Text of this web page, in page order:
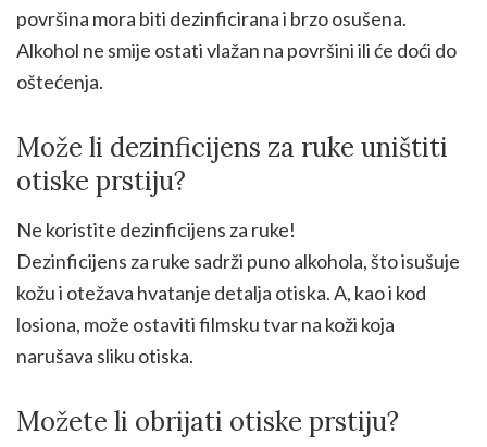
površina mora biti dezinficirana i brzo osušena.
Alkohol ne smije ostati vlažan na površini ili će doći do
oštećenja.
Može li dezinficijens za ruke uništiti
otiske prstiju?
Ne koristite dezinficijens za ruke!
Dezinficijens za ruke sadrži puno alkohola, što isušuje
kožu i otežava hvatanje detalja otiska. A, kao i kod
losiona, može ostaviti filmsku tvar na koži koja
narušava sliku otiska.
Možete li obrijati otiske prstiju?